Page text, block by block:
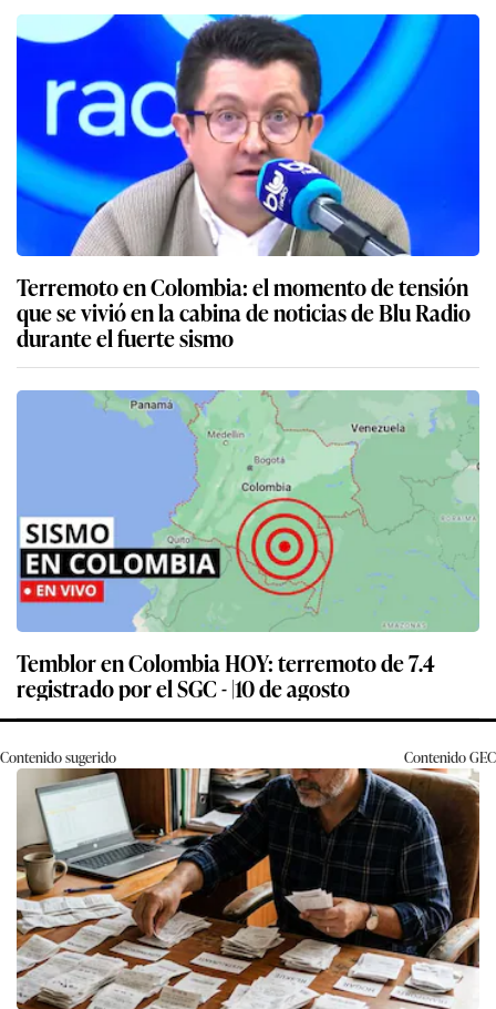
Terremoto en Colombia: el momento de tensión
que se vivió en la cabina de noticias de Blu Radio
durante el fuerte sismo
Temblor en Colombia HOY: terremoto de 7.4
registrado por el SGC - |10 de agosto
Contenido sugerido ContenidoGEC